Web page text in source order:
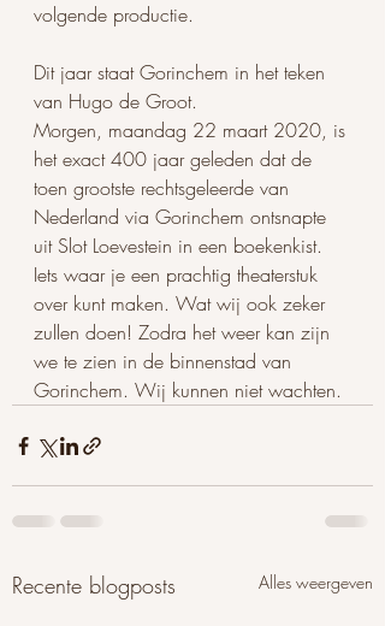
volgende productie.
Dit jaar staat Gorinchem in het teken
van Hugo de Groot.
Morgen, maandag 22 maart 2020, is
het exact 400 jaar geleden dat de
toen grootste rechtsgeleerde van
Nederland via Gorinchem ontsnapte
uit Slot Loevestein in een boekenkist.
Iets waar je een prachtig theaterstuk
over kunt maken. Wat wij ook zeker
zullen doen! Zodra het weer kan zijn
we te zien in de binnenstad van
Gorinchem. Wij kunnen niet wachten.
Recente blogposts Alles weergeven